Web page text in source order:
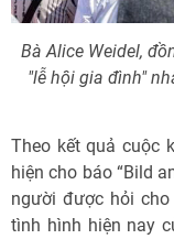
Bà Alice Weidel,
"lễ hội gia đình"
Theo kết quả cuộc
hiện cho báo “Bild
người được hỏi cho
tình hình hiện nay